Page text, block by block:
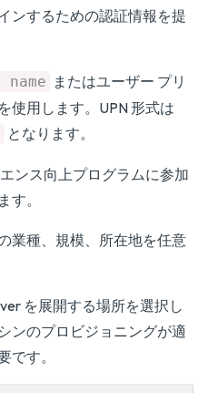
ンするための認証情報を提
またはユーザー プリ
使用します。UPN 形式は
となります。
ンス向上プログラムに参加
す。
業種、規模、所在地を任意
を展開する場所を選択し
ンのプロビジョニングが適
です。